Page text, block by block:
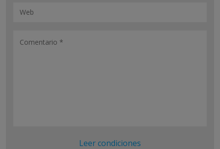
Leer condiciones